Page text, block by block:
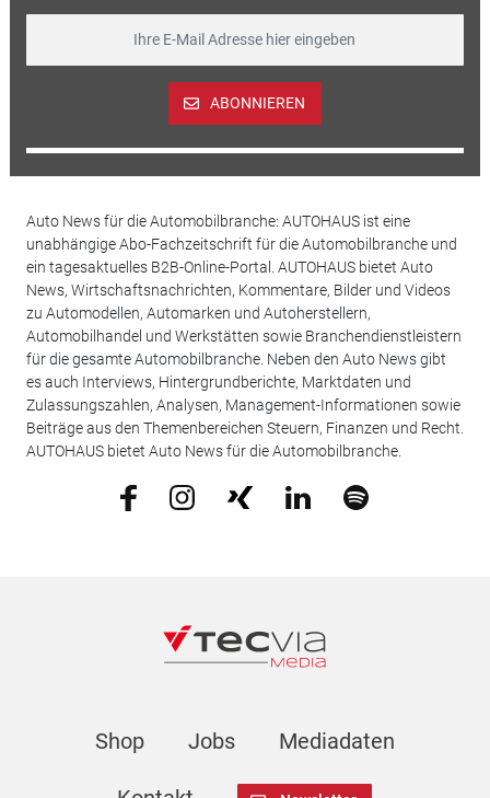
ABONNIEREN
Auto News für die Automobilbranche: AUTOHAUS ist eine
unabhängige Abo-Fachzeitschrift für die Automobilbranche und
ein tagesaktuelles B2B-Online-Portal. AUTOHAUS bietet Auto
News, Wirtschaftsnachrichten, Kommentare, Bilder und Videos
zu Automodellen, Automarken und Autoherstellern,
Automobilhandel und Werkstätten sowie Branchendienstleistern
für die gesamte Automobilbranche. Neben den Auto News gibt
es auch Interviews, Hintergrundberichte, Marktdaten und
Zulassungszahlen, Analysen, Management-Informationen sowie
Beiträge aus den Themenbereichen Steuern, Finanzen und Recht.
AUTOHAUS bietet Auto News für die Automobilbranche.
Shop Jobs Mediadaten